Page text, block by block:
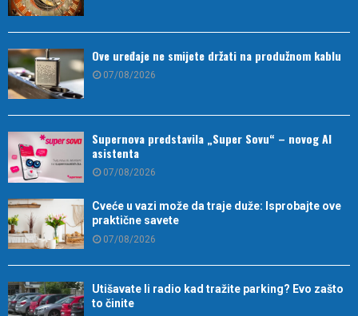
Ove uređaje ne smijete držati na produžnom kablu
07/08/2026
Supernova predstavila „Super Sovu“ – novog AI
asistenta
07/08/2026
Cveće u vazi može da traje duže: Isprobajte ove
praktične savete
07/08/2026
Utišavate li radio kad tražite parking? Evo zašto
to činite